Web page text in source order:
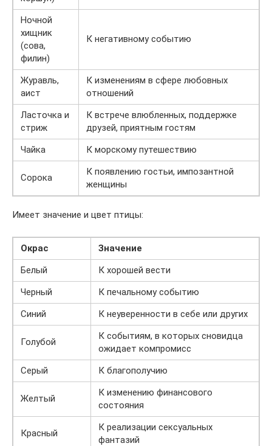
Ночной
хищник
(сова,
филин)
К негативному событию
Журавль,
аист
К изменениям в сфере любовных
отношений
Ласточка и
стриж
К встрече влюбленных, поддержке
друзей, приятным гостям
Чайка
К морскому путешествию
Сорока
К появлению гостьи, импозантной
женщины
Имеет значение и цвет птицы:
Окрас
Значение
Белый
К хорошей вести
Черный
К печальному событию
Синий
К неуверенности в себе или других
Голубой
К событиям, в которых сновидца
ожидает компромисс
Серый
К благополучию
Желтый
К изменению финансового
состояния
Красный
К реализации сексуальных
фантазий